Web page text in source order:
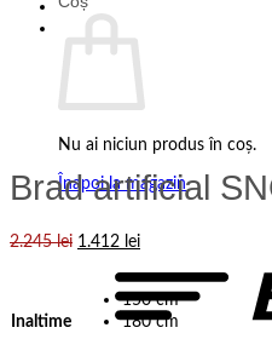
Nu ai niciun produs în coș.
Înapoi la magazin
Brad artificial
2.245lei Prețul
fost:
2.245 lei.
1.412 leiPrețul
este:
1.412 lei.
Inaltime
150 cm
180 cm